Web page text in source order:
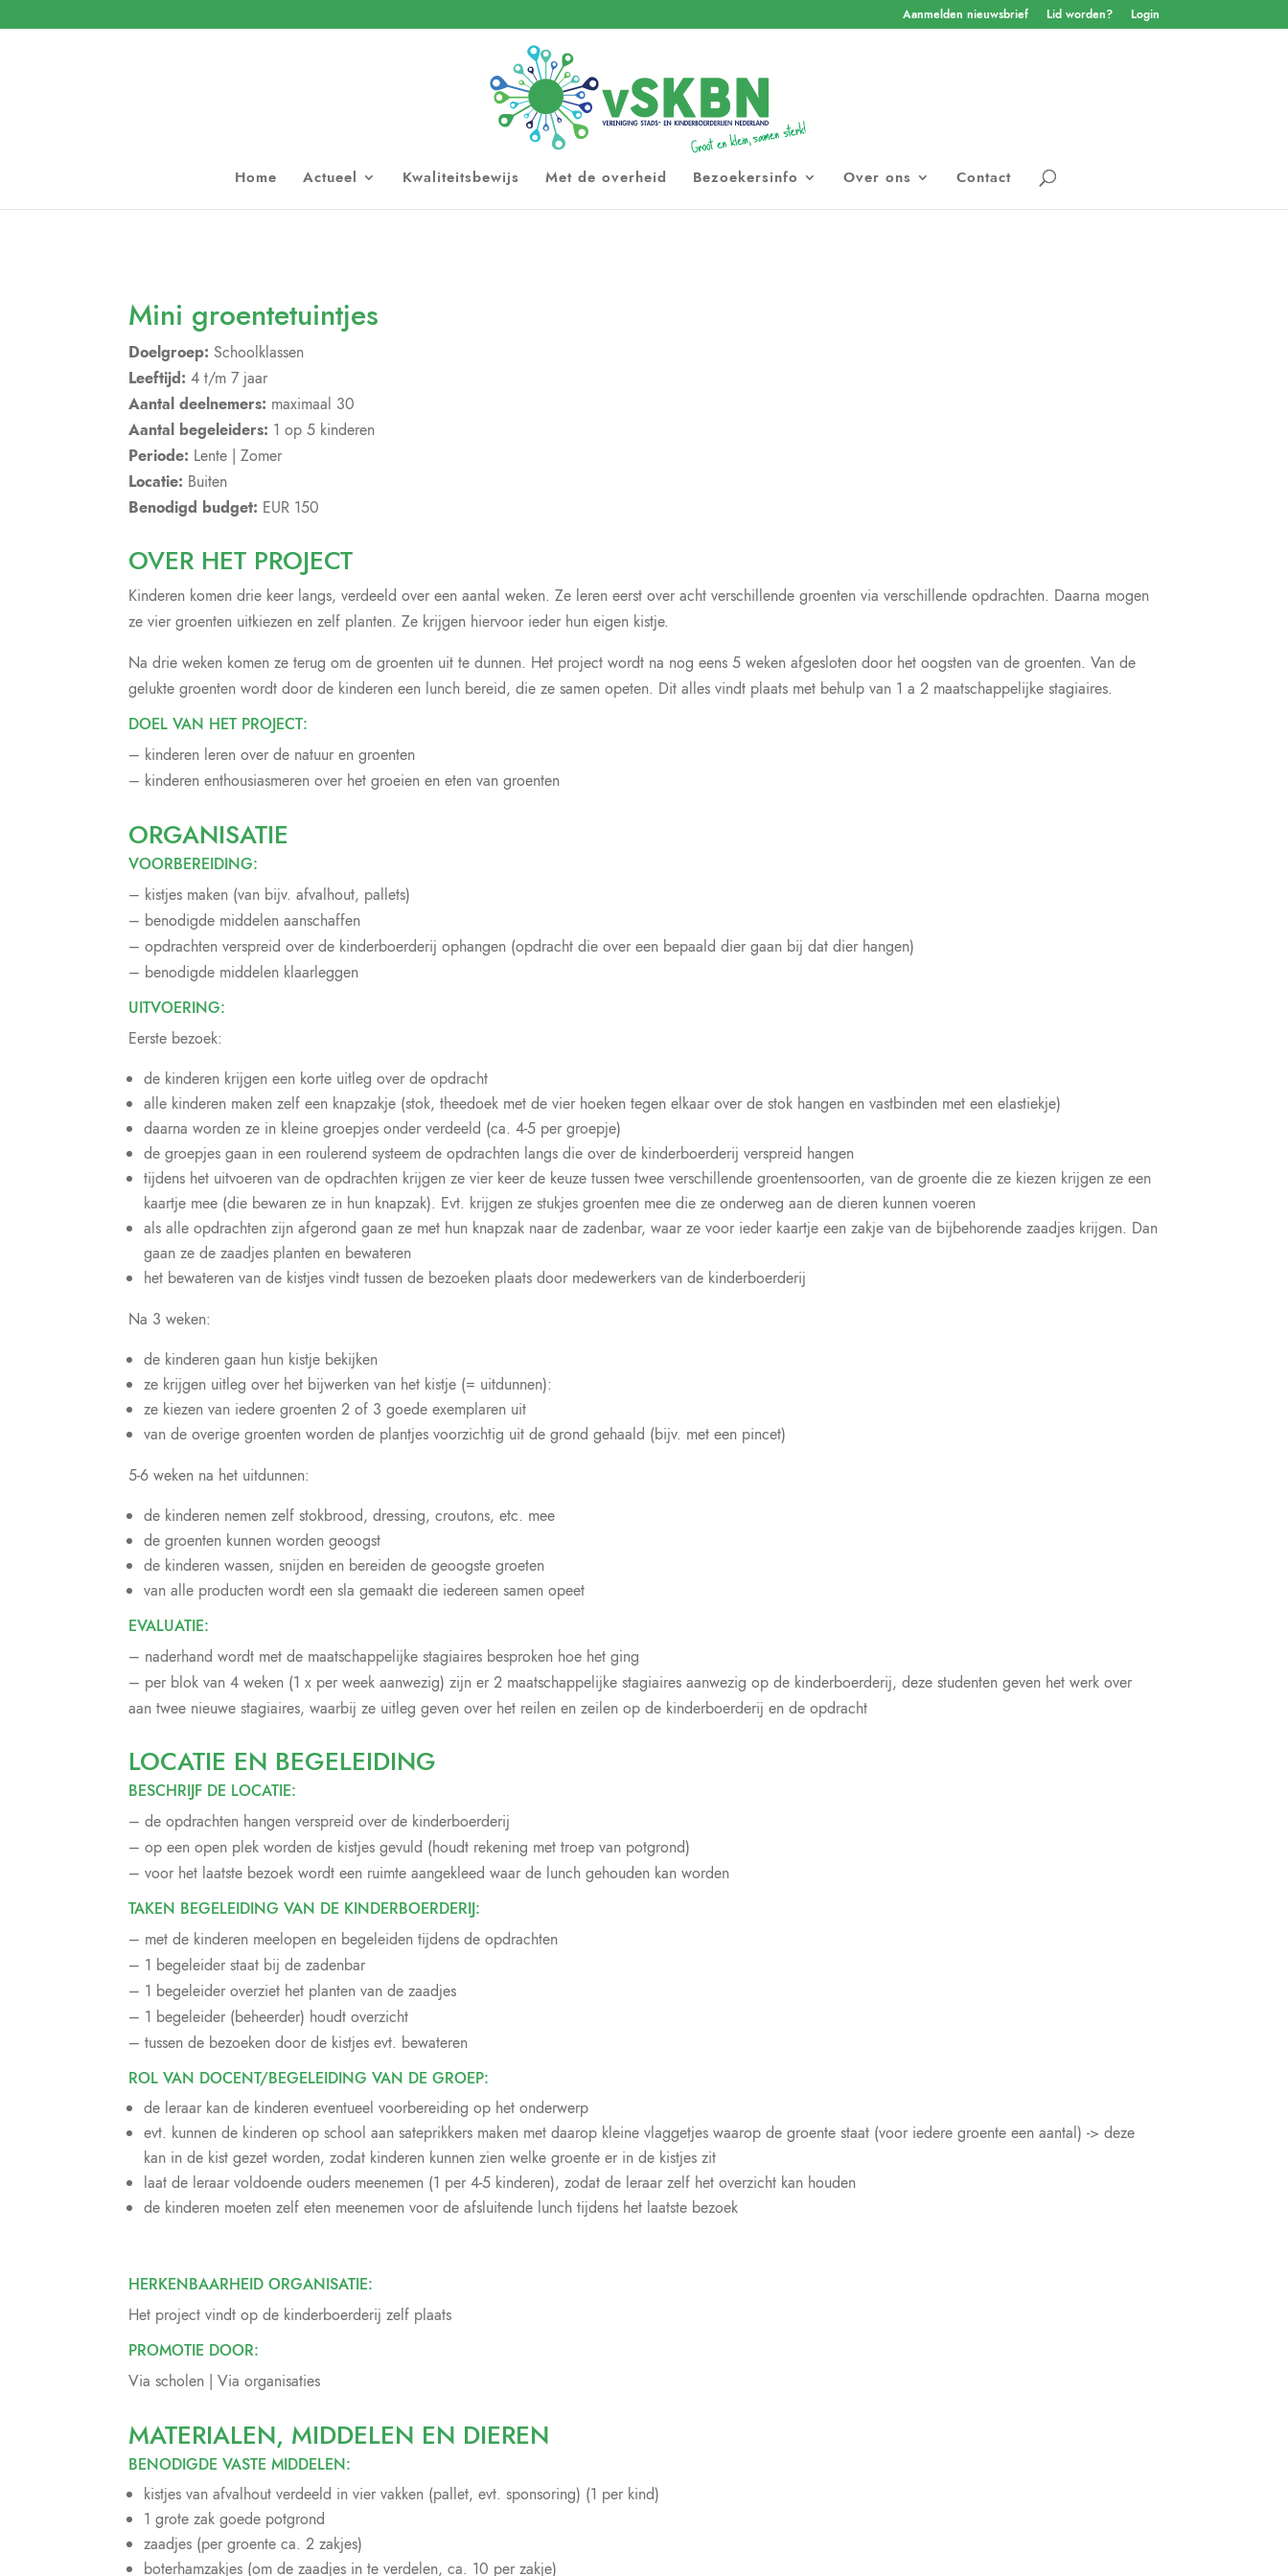
Aanmelden nieuwsbrief Lid worden? Login
Home Actueel Kwaliteitsbewijs Met de overheid Bezoekersinfo Over ons Contact
Mini groentetuintjes
Doelgroep: Schoolklassen
Leeftijd:4 t/m 7 jaar
Aantal deelnemers: maximaal 30
Aantal begeleiders: 1 op 5 kinderen
Periode: Lente | Zomer
Locatie: Buiten
Benodigd budget: EUR 150
OVER HET PROJECT
Kinderen komen drie keer langs, verdeeld over een aantal weken. Ze leren eerst over acht verschillende groenten via verschillende opdrachten. Daarna mogen
ze vier groenten uitkiezen en zelf planten. Ze krijgen hiervoor ieder hun eigen kistje.
Na drie weken komen ze terug om de groenten uit te dunnen. Het project wordt na nog eens 5 weken afgesloten door het oogsten van de groenten. Van de
gelukte groenten wordt door de kinderen een lunch bereid, die ze samen opeten. Dit alles vindt plaats met behulp van 1 a 2 maatschappelijke stagiaires.
DOEL VAN HET PROJECT:
– kinderen leren over de natuur en groenten
– kinderen enthousiasmeren over het groeien en eten van groenten
ORGANISATIE
VOORBEREIDING:
– kistjes maken (van bijv. afvalhout, pallets)
– benodigde middelen aanschaffen
– opdrachten verspreid over de kinderboerderij ophangen (opdracht die over een bepaald dier gaan bij dat dier hangen)
– benodigde middelen klaarleggen
UITVOERING:
Eerste bezoek:
de kinderen krijgen een korte uitleg over de opdracht
alle kinderen maken zelf een knapzakje (stok, theedoek met de vier hoeken tegen elkaar over de stok hangen en vastbinden met een elastiekje)
daarna worden ze in kleine groepjes onder verdeeld (ca. 4-5 per groepje)
de groepjes gaan in een roulerend systeem de opdrachten langs die over de kinderboerderij verspreid hangen
tijdens het uitvoeren van de opdrachten krijgen ze vier keer de keuze tussen twee verschillende groentensoorten, van de groente die ze kiezen krijgen ze een
kaartje mee (die bewaren ze in hun knapzak). Evt. krijgen ze stukjes groenten mee die ze onderweg aan de dieren kunnen voeren
als alle opdrachten zijn afgerond gaan ze met hun knapzak naar de zadenbar, waar ze voor ieder kaartje een zakje van de bijbehorende zaadjes krijgen. Dan
gaan ze de zaadjes planten en bewateren
het bewateren van de kistjes vindt tussen de bezoeken plaats door medewerkers van de kinderboerderij
Na 3 weken:
de kinderen gaan hun kistje bekijken
ze krijgen uitleg over het bijwerken van het kistje (= uitdunnen):
ze kiezen van iedere groenten 2 of 3 goede exemplaren uit
van de overige groenten worden de plantjes voorzichtig uit de grond gehaald (bijv. met een pincet)
5-6 weken na het uitdunnen:
de kinderen nemen zelf stokbrood, dressing, croutons, etc. mee
de groenten kunnen worden geoogst
de kinderen wassen, snijden en bereiden de geoogste groeten
van alle producten wordt een sla gemaakt die iedereen samen opeet
EVALUATIE:
– naderhand wordt met de maatschappelijke stagiaires besproken hoe het ging
– per blok van 4 weken (1 x per week aanwezig) zijn er 2 maatschappelijke stagiaires aanwezig op de kinderboerderij, deze studenten geven het werk over
aan twee nieuwe stagiaires, waarbij ze uitleg geven over het reilen en zeilen op de kinderboerderij en de opdracht
LOCATIE EN BEGELEIDING
BESCHRIJF DE LOCATIE:
– de opdrachten hangen verspreid over de kinderboerderij
– op een open plek worden de kistjes gevuld (houdt rekening met troep van potgrond)
– voor het laatste bezoek wordt een ruimte aangekleed waar de lunch gehouden kan worden
TAKEN BEGELEIDING VAN DE KINDERBOERDERIJ:
– met de kinderen meelopen en begeleiden tijdens de opdrachten
– 1 begeleider staat bij de zadenbar
– 1 begeleider overziet het planten van de zaadjes
– 1 begeleider (beheerder) houdt overzicht
– tussen de bezoeken door de kistjes evt. bewateren
ROL VAN DOCENT/BEGELEIDING VAN DE GROEP:
de leraar kan de kinderen eventueel voorbereiding op het onderwerp
evt. kunnen de kinderen op school aan sateprikkers maken met daarop kleine vlaggetjes waarop de groente staat (voor iedere groente een aantal) -> deze
kan in de kist gezet worden, zodat kinderen kunnen zien welke groente er in de kistjes zit
laat de leraar voldoende ouders meenemen (1 per 4-5 kinderen), zodat de leraar zelf het overzicht kan houden
de kinderen moeten zelf eten meenemen voor de afsluitende lunch tijdens het laatste bezoek
HERKENBAARHEID ORGANISATIE:
Het project vindt op de kinderboerderij zelf plaats
PROMOTIE DOOR:
Via scholen | Via organisaties
MATERIALEN, MIDDELEN EN DIEREN
BENODIGDE VASTE MIDDELEN:
kistjes van afvalhout verdeeld in vier vakken (pallet, evt. sponsoring) (1 per kind)
1 grote zak goede potgrond
zaadjes (per groente ca. 2 zakjes)
boterhamzakjes (om de zaadjes in te verdelen, ca. 10 per zakje)